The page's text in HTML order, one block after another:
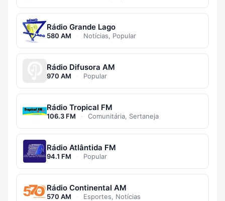
Rádio Grande Lago
580 AM · Notícias, Popular
Rádio Difusora AM
970 AM · Popular
Rádio Tropical FM
106.3 FM · Comunitária, Sertaneja
Rádio Atlântida FM
94.1 FM · Popular
Rádio Continental AM
570 AM · Esportes, Notícias